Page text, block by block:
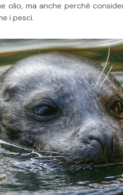
olio, ma anche perché
i pesci.